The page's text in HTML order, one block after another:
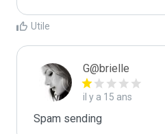
Utile
G@brielle
il y a 15 ans
Spam sending